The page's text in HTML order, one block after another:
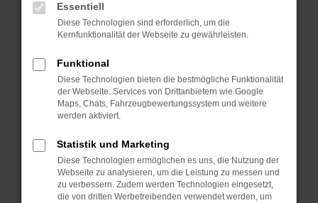
Manche Erweiterungen, wie Werbeblocker,
können das Laden bestimmter Seiten
anderen Browser oder in einem privaten
Fenster?
Starte dein Gerät neu.
Das kann manchmal helfen,
vorübergehende Probleme zu beheben.
Stelle sicher, dass dein Browser und dein
Betriebssystem auf dem neuesten Stand
sind.
Essentiell
Diese Technologien sind erforderlich, um die
Kernfunktionalität der Webseite zu gewährleisten.
Funktional
Diese Technologien bieten die bestmögliche Funktionalität
der Webseite. Services von Drittanbietern wie Google
Maps, Chats, Fahrzeugbewertungssystem und weitere
werden aktiviert.
Statistik und Marketing
Diese Technologien ermöglichen es uns, die Nutzung der
Webseite zu analysieren, um die Leistung zu messen und
zu verbessern. Zudem werden Technologien eingesetzt,
die von dritten Werbetreibenden verwendet werden, um